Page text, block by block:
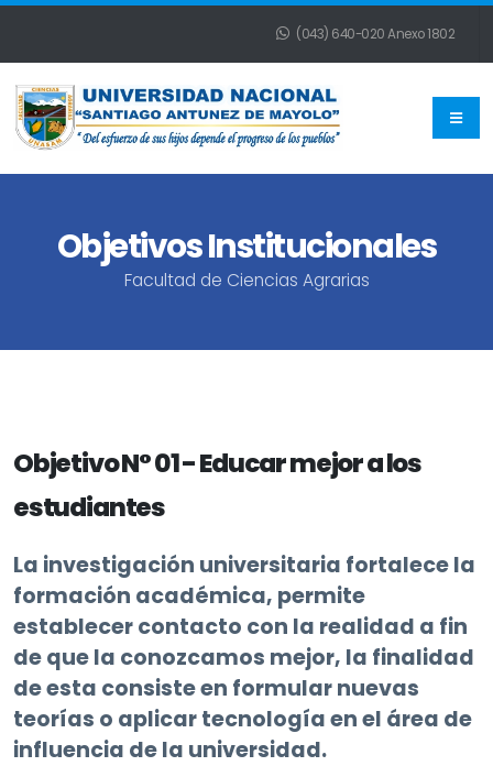
(043) 640-020 Anexo 1802
Objetivos Institucionales
Facultad de Ciencias Agrarias
Objetivo N° 01 - Educar mejor a los
estudiantes
La investigación universitaria fortalece la
formación académica, permite
establecer contacto con la realidad a fin
de que la conozcamos mejor, la finalidad
de esta consiste en formular nuevas
teorías o aplicar tecnología en el área de
influencia de la universidad.